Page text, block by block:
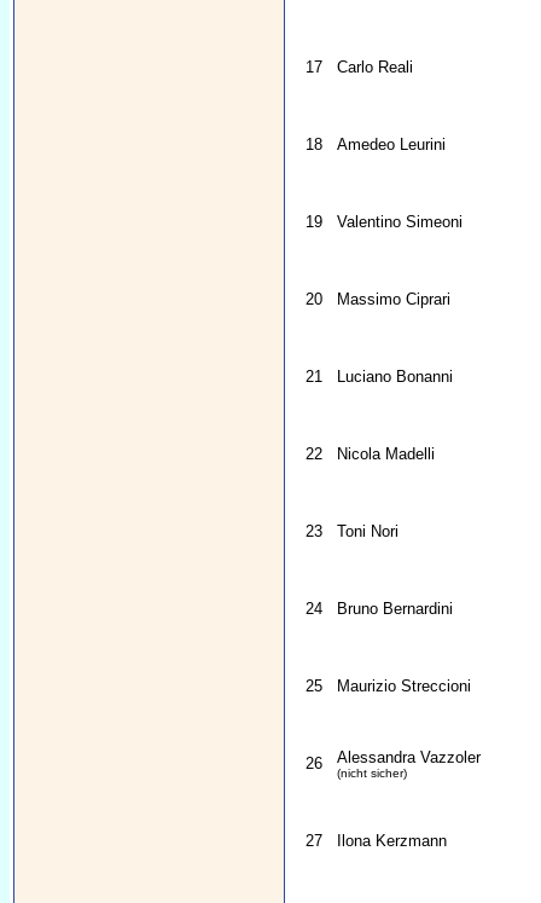
17 Carlo Reali
18 Amedeo Leurini
19 Valentino Simeoni
20 Massimo Ciprari
21 Luciano Bonanni
22 Nicola Madelli
23 Toni Nori
24 Bruno Bernardini
25 Maurizio Streccioni
26 Alessandra Vazzoler
(nicht sicher)
27 Ilona Kerzmann